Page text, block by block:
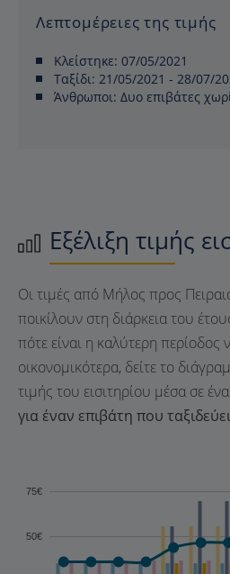
Λεπτομέρειες της τιμής
Κλείστηκε: 07/05/2021
Ταξίδι: 21/05/2021 - 28/07/
Άνθρωποι: Δυο επιβάτες
Εξέλιξη τιμής
Οι τιμές από Μήλος προς
ποικίλουν στη διάρκεια του
πότε είναι η καλύτερη περίοδος
οικονομικότερα, δείτε το
τιμής του εισιτηρίου μέσα σε
για έναν επιβάτη που
50€
75€